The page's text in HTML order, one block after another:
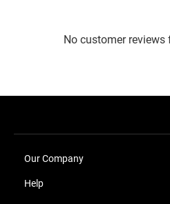
No customer reviews
Our Company
Help